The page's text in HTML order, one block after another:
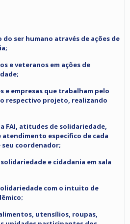
do ser humano através de ações de
e veteranos em ações de
e empresas que trabalham pelo
respectivo projeto, realizando
FAI, atitudes de solidariedade,
atendimento especifico de cada
seu coordenador;
e cidadania em sala
com o intuito de
utensílios, roupas,